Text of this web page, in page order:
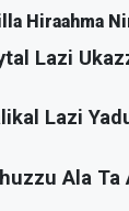
Hiraahma
Lazi
Lazi
Ala